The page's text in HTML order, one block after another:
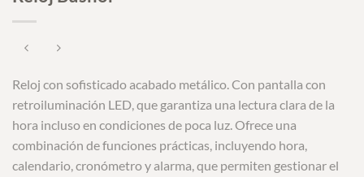
Reloj con sofisticado acabado metálico. Con pantalla con
retroiluminación LED, que garantiza una lectura clara de la
hora incluso en condiciones de poca luz. Ofrece una
combinación de funciones prácticas, incluyendo hora,
calendario, cronómetro y alarma, que permiten gestionar el